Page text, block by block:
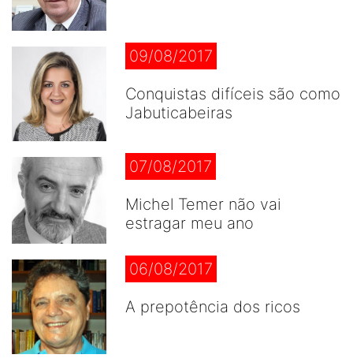
09/08/2017
Conquistas difíceis são como
Jabuticabeiras
07/08/2017
Michel Temer não vai
estragar meu ano
06/08/2017
A prepotência dos ricos